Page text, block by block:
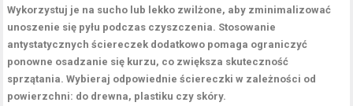
Wykorzystuj je na sucho lub lekko zwilżone, aby zminimalizować
unoszenie się pyłu podczas czyszczenia. Stosowanie
antystatycznych ściereczek dodatkowo pomaga ograniczyć
ponowne osadzanie się kurzu, co zwiększa skuteczność
sprzątania. Wybieraj odpowiednie ściereczki w zależności od
powierzchni: do drewna, plastiku czy skóry.